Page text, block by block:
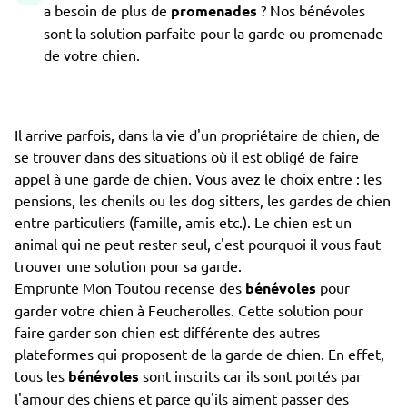
a besoin de plus de promenades ? Nos bénévoles
sont la solution parfaite pour la garde ou promenade
de votre chien.
Il arrive parfois, dans la vie d'un propriétaire de chien, de
se trouver dans des situations où il est obligé de faire
appel à une garde de chien. Vous avez le choix entre : les
pensions, les chenils ou les dog sitters, les gardes de chien
entre particuliers (famille, amis etc.). Le chien est un
animal qui ne peut rester seul, c'est pourquoi il vous faut
trouver une solution pour sa garde.
Emprunte Mon Toutou recense des bénévoles pour
garder votre chien à Feucherolles. Cette solution pour
faire garder son chien est différente des autres
plateformes qui proposent de la garde de chien. En effet,
tous les bénévoles sont inscrits car ils sont portés par
l'amour des chiens et parce qu'ils aiment passer des